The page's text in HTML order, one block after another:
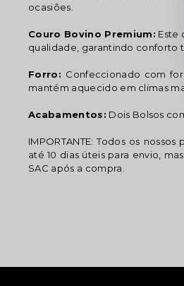
ocasiões.
Couro Bovino Premium: Este
qualidade, garantindo conforto
Forro: Confeccionado com
mantém aquecido em climas
Acabamentos: Dois Bolsos
IMPORTANTE: Todos os
até 10 dias úteis para envio,
SAC após a compra.